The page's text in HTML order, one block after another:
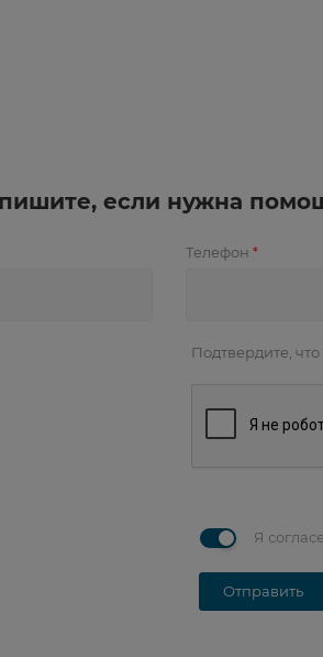
если нужна
Телефон*
Подтвердите,
Я
Отправить